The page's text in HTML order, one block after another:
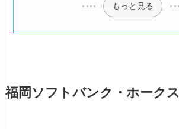
もっと見る
福岡ソフトバンク・ホークス